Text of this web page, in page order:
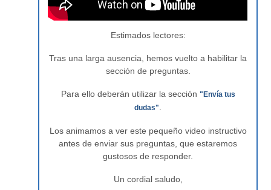
Estimados lectores:
Tras una larga ausencia, hemos vuelto a habilitar la
sección de preguntas.
Para ello deberán utilizar la sección "Envía tus
dudas".
Los animamos a ver este pequeño video instructivo
antes de enviar sus preguntas, que estaremos
gustosos de responder.
Un cordial saludo,